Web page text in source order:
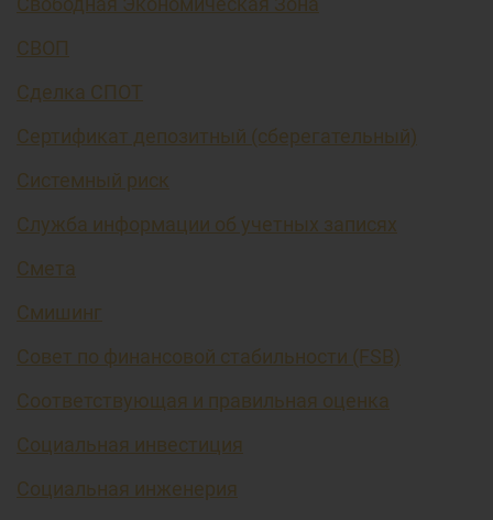
СВОП
Сделка СПОТ
Сертификат депозитный (сберегательный)
Системный риск
Служба информации об учетных записях
Смета
Смишинг
Совет по финансовой стабильности (FSB)
Соответствующая и правильная оценка
Социальная инвестиция
Социальная инженерия